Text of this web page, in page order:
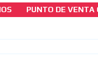
PUNTO DE VENTA
se confeso con